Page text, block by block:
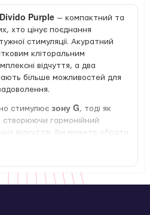
Purple — компактний та
хто цінує поєднання
стимуляції. Акуратний
кліторальним
відчуття, а два
більше можливостей для
стимулює зону G, тоді як
створюючи гармонійний
відчуттів. Ви можете обрати
розігріву до насиченої
окремо або синхронно,
під ваш настрій — чи то